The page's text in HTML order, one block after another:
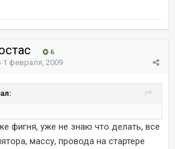
6
1 февраля, 2009
фигня, уже не знаю что делать, все
массу, провода на стартере